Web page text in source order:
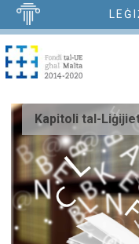
Kapitoli tal-